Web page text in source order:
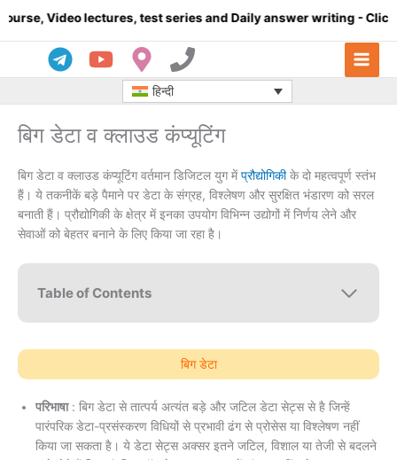
lectures, test series and Daily answer writing- Click here
हिन्दी
बिग डेटा व क्लाउड कंप्यूटिंग
बिग डेटा व क्लाउड कंप्यूटिंग वर्तमान डिजिटल युग मेंप्रौद्योगिकीके दो महत्वपूर्ण स्तंभ
हैं। ये तकनीकें बड़े पैमाने पर डेटा के संग्रह, विश्लेषण और सुरक्षित भंडारण को सरल
बनाती हैं। प्रौद्योगिकी के क्षेत्र में इनका उपयोग विभिन्न उद्योगों में निर्णय लेने और
सेवाओं को बेहतर बनाने के लिए किया जा रहा है।
Table of Contents
बिग डेटा
परिभाषा: बिग डेटा से तात्पर्य अत्यंत बड़े और जटिल डेटा सेट्स से है जिन्हें
पारंपरिक डेटा-प्रसंस्करण विधियों से प्रभावी ढंग से प्रोसेस या विश्लेषण नहीं
किया जा सकता है। ये डेटा सेट्स अक्सर इतने जटिल, विशाल या तेजी से बदलने